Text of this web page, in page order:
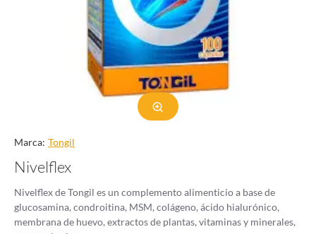
Marca: Tongil
Nivelflex
Nivelflex de Tongil es un complemento alimenticio a base de
glucosamina, condroitina, MSM, colágeno, ácido hialurónico,
membrana de huevo, extractos de plantas, vitaminas y minerales,